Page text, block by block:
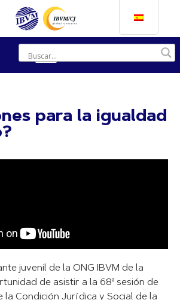
para la igualdad
juvenil de la ONG IBVM de la
de asistir a la 68ª sesión de
la Condición Jurídica y Social de la